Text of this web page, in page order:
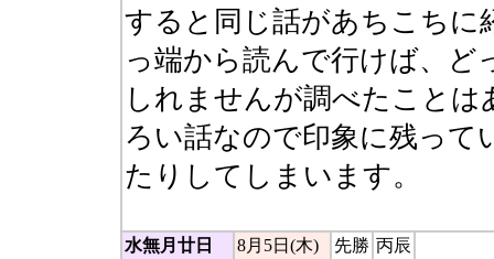
すると同じ話があちこちに
っ端から読んで行けば、
しれませんが調べたこと
ろい話なので印象に残って
たりしてしまいます。
水無月廿日 8月5日(木) 先勝 丙辰